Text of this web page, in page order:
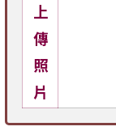
上
傳
照
片